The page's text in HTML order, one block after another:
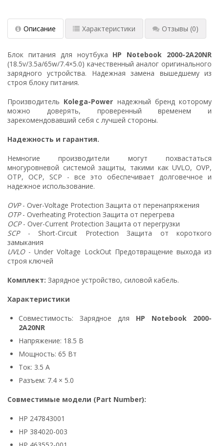
Описание Характеристики Отзывы (0)
Блок питания для ноутбука HP Notebook 2000-2A20NR
(18.5v/3.5a/65w/7.4×5.0) качественный аналог оригинального
зарядного устройства. Надежная замена вышедшему из
строя блоку питания.
Производитель Kolega-Power надежный бренд которому
можно доверять, проверенный временем и
зарекомендовавший себя с лучшей стороны.
Надежность и гарантия.
Немногие производители могут похвастаться
многуровневой системой защиты, такими как UVLO, OVP,
OTP, OCP, SCP - все это обеспечивает долговечное и
надежное использование.
OVP- Over-Voltage Protection Защита от перенапряжения
OTP- Overheating Protection Защита от перегрева
OCP- Over-Current Protection Защита от перегрузки
SCP- Short-Circuit Protection Защита от короткого
замыкания
UVLO- Under Voltage LockOut Предотвращение выхода из
строя ключей
Комплект: Зарядное устройство, силовой кабель.
Характеристики
Совместимость: Зарядное для HP Notebook 2000-
2A20NR
Напряжение: 18.5 В
Мощность: 65 Вт
Ток: 3.5 А
Разъем: 7.4 × 5.0
Совместимые модели (Part Number):
HP 247843001
HP 384020-003